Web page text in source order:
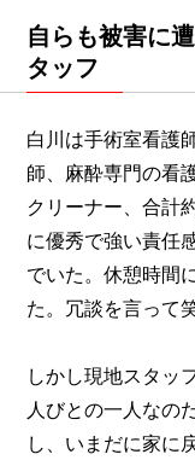
自らも被害に
タッフ
白川は手術室看護
師、麻酔専門の看
クリーナー、合計
に優秀で強い責任
でいた。休憩時間
た。冗談を言って
しかし現地スタッ
人びとの一人なの
し、いまだに家に